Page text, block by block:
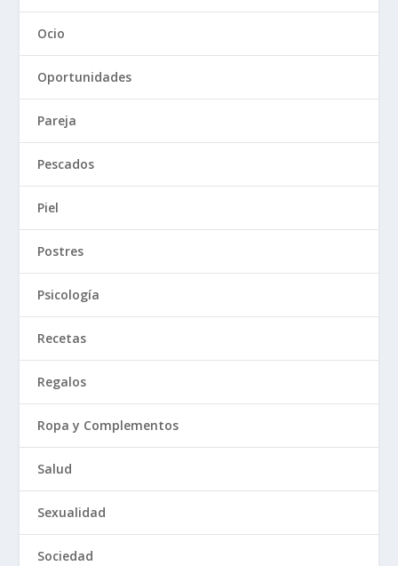
Ocio
Oportunidades
Pareja
Pescados
Piel
Postres
Psicología
Recetas
Regalos
Ropa y Complementos
Salud
Sexualidad
Sociedad